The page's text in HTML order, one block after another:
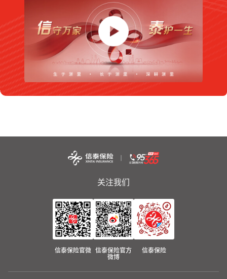
关注我们
信泰保险官微
信泰保险官方
微博
信泰保险